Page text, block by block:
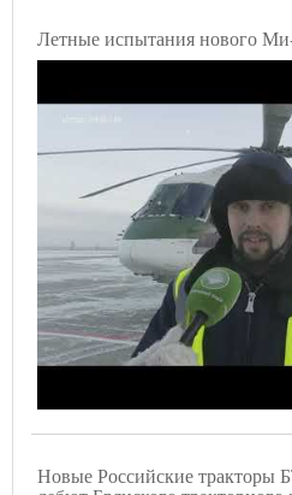
Летные испытания нового
Новые Российские тракторы